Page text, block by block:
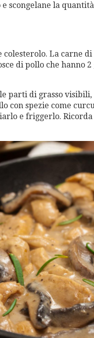
scongelane la
La carne
di pollo che hanno
parti di grasso visibili,
con spezie come
e friggerlo.